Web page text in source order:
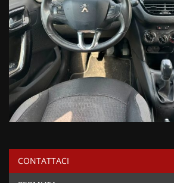
CONTATTACI